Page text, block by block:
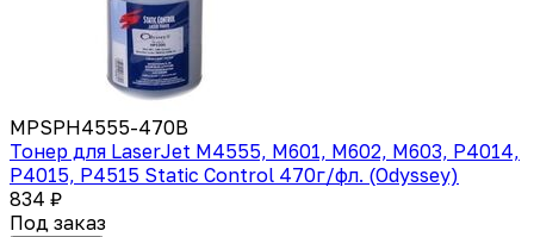
MPSPH4555-470B
Тонер для LaserJet M4555, M601, M602, M603, P4014,
P4015, P4515 Static Control 470г/фл. (Odyssey)
834 ₽
Под заказ